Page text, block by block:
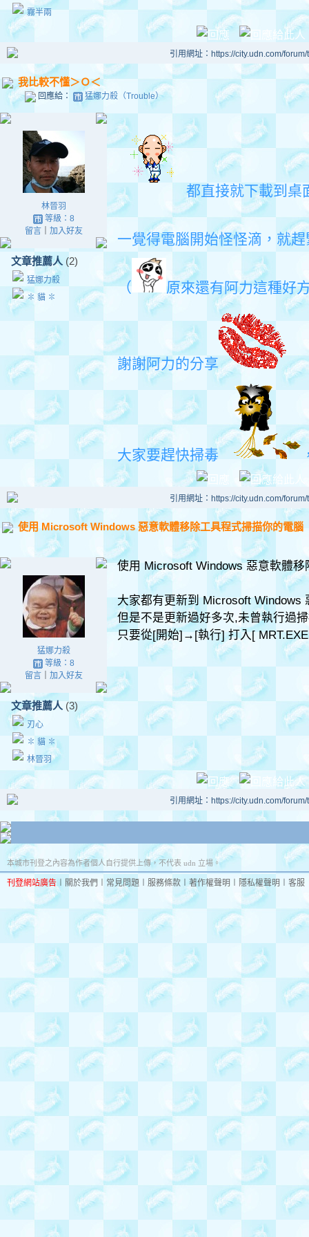
霧半兩
引用網址：https://city.udn.com/
我比較不懂＞Ｏ＜
回應給： 猛娜力殺（Trouble）
林晉羽
等級：8
留言｜ 加入好友
文章推薦人 (2)
猛娜力殺
✽ 貓 ✽
都直接就下載到桌
一覺得電腦開始怪怪滴，就
（ 原來還有阿力這種好
謝謝阿力的分享
大家要趕快掃毒
引用網址：https://city.udn.com/
使用 Microsoft Windows 惡意軟體移除工具程式掃描你的電腦
猛娜力殺
等級：8
留言｜ 加入好友
文章推薦人 (3)
刃心
✽ 貓 ✽
林晉羽
使用 Microsoft Windows 惡意軟體
大家都有更新到 Microsoft Windows
但是不是更新過好多次,未曾執行過
只要從[開始]→[執行] 打入[
引用網址：https://city.udn.com/
本城市刊登之內容為作者個人自行提供上傳，不代表 udn 立場。
刊登網站廣告 關於我們 常見問題 服務條款 著作權聲明 隱私權聲明 客服